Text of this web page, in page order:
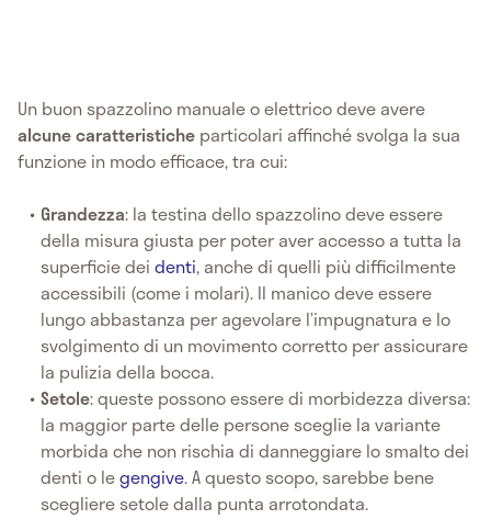
Un buon spazzolino manuale o elettricodeve avere
alcune caratteristiche particolari affinché svolga la sua
funzione in modo efficace, tra cui:
Grandezza: la testina dello spazzolino deve essere
della misura giusta per poter aver accesso a tutta la
superficie deidenti, anche di quelli più difficilmente
accessibili (come i molari). Il manico deve essere
lungo abbastanza per agevolare l’impugnatura e lo
svolgimento di un movimento corretto per assicurare
la pulizia della bocca.
Setole: queste possono essere di morbidezza diversa:
la maggior parte delle persone sceglie la variante
morbida che non rischia di danneggiare lo smalto dei
denti o legengive. A questo scopo, sarebbe bene
scegliere setole dalla punta arrotondata.